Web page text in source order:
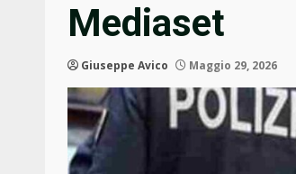
Mediaset
Giuseppe Avico Maggio 29, 2026